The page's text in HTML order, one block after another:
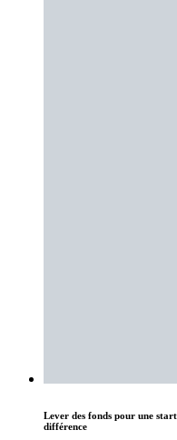
Lever des fonds pour une
différence